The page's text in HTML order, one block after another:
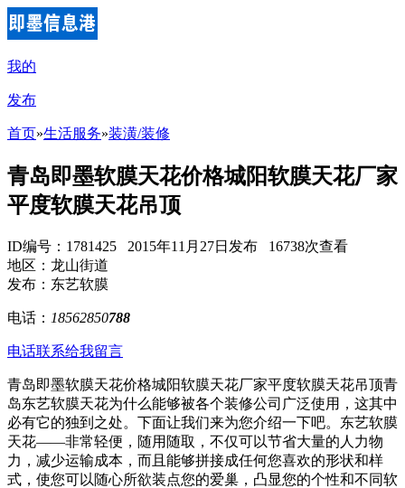
我的
发布
首页»生活服务»装潢/装修
青岛即墨软膜天花价格城阳软膜天花厂家
平度软膜天花吊顶
ID编号：1781425 2015年11月27日发布 16738次查看
地区：龙山街道
发布：东艺软膜
电话： 18562850788
电话联系给我留言
青岛即墨软膜天花价格城阳软膜天花厂家平度软膜天花吊顶青
岛东艺软膜天花为什么能够被各个装修公司广泛使用，这其中
必有它的独到之处。下面让我们来为您介绍一下吧。东艺软膜
天花——非常轻便，随用随取，不仅可以节省大量的人力物
力，减少运输成本，而且能够拼接成任何您喜欢的形状和样
式，使您可以随心所欲装点您的爱巢，凸显您的个性和不同软